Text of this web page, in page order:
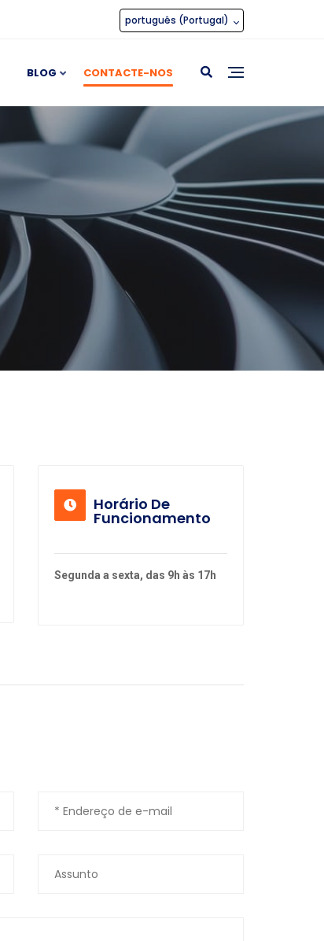
português (Portugal)
BLOG CONTACTE-NOS
Horário De
Funcionamento
Segunda a sexta, das 9h às 17h